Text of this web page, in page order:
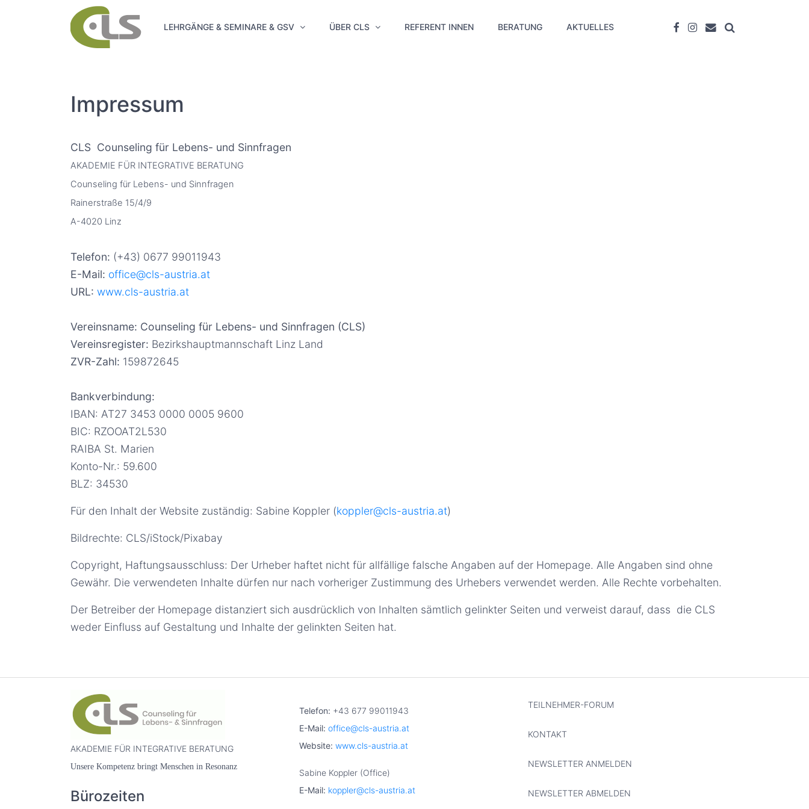
LEHRGÄNGE & SEMINARE & GSV ÜBER CLS REFERENT INNEN BERATUNG AKTUELLES
Impressum
CLS Counseling für Lebens- und Sinnfragen
AKADEMIE FÜR INTEGRATIVE BERATUNG
Counseling für Lebens- und Sinnfragen
Rainerstraße 15/4/9
A-4020 Linz
Telefon: (+43) 0677 99011943
E-Mail: office@cls-austria.at
URL: www.cls-austria.at
Vereinsname: Counseling für Lebens- und Sinnfragen (CLS)
Vereinsregister: Bezirkshauptmannschaft Linz Land
ZVR-Zahl: 159872645
Bankverbindung:
IBAN: AT27 3453 0000 0005 9600
BIC: RZOOAT2L530
RAIBA St. Marien
Konto-Nr.: 59.600
BLZ: 34530
Für den Inhalt der Website zuständig: Sabine Koppler (koppler@cls-austria.at)
Bildrechte: CLS/iStock/Pixabay
Copyright, Haftungsausschluss: Der Urheber haftet nicht für allfällige falsche Angaben auf der Homepage. Alle Angaben sind ohne
Gewähr. Die verwendeten Inhalte dürfen nur nach vorheriger Zustimmung des Urhebers verwendet werden. Alle Rechte vorbehalten.
Der Betreiber der Homepage distanziert sich ausdrücklich von Inhalten sämtlich gelinkter Seiten und verweist darauf, dass die CLS
weder Einfluss auf Gestaltung und Inhalte der gelinkten Seiten hat.
AKADEMIE FÜR INTEGRATIVE BERATUNG
Unsere Kompetenz bringt Menschen in Resonanz
Bürozeiten
Telefon: +43 677 99011943
E-Mail: office@cls-austria.at
Website: www.cls-austria.at
Sabine Koppler (Office)
E-Mail: koppler@cls-austria.at
TEILNEHMER-FORUM
KONTAKT
NEWSLETTER ANMELDEN
NEWSLETTER ABMELDEN